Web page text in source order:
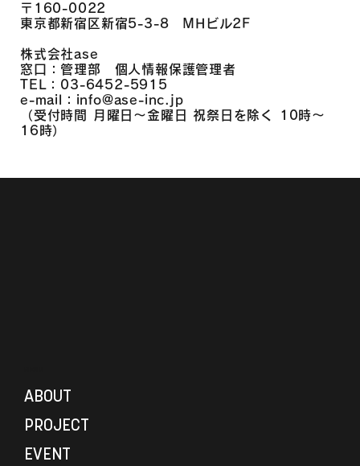
〒160-0022
東京都新宿区新宿5-3-8 MHビル2F
株式会社ase
窓口：管理部 個人情報保護管理者
TEL：03-6452-5915
e-mail：info@ase-inc.jp
（受付時間 月曜日～金曜日 祝祭日を除く 10時～
16時）
ABOUT
PROJECT
EVENT